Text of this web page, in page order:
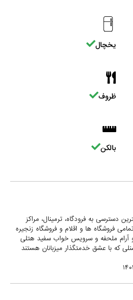
یخچال
ظروف
بالکن
دسترسی به فرودگاه، ترمینال، مراکز
فروشگاه ها و اقلام و فروشگاه زنجیره
و آرام ملحفه و سرویس خواب سفید هتلی
که با عشق خدمتگذار میزبانان هستند